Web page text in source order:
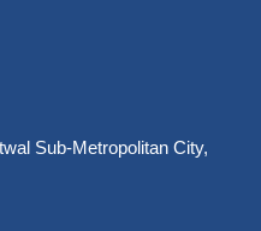
Sub-Metropolitan City,